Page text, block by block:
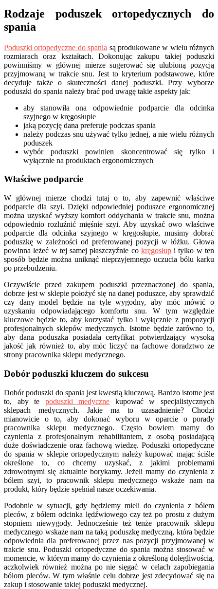
Rodzaje poduszek ortopedycznych do
spania
Poduszki ortopedyczne do spania są produkowane w wielu różnych
rozmiarach oraz kształtach. Dokonując zakupu takiej poduszki
powinniśmy w głównej mierze sugerować się ulubioną pozycją
przyjmowaną w trakcie snu. Jest to kryterium podstawowe, które
decyduje także o skuteczności danej poduszki. Przy wyborze
poduszki do spania należy brać pod uwagę takie aspekty jak:
aby stanowiła ona odpowiednie podparcie dla odcinka
szyjnego w kręgosłupie
jaką pozycję dana preferuje podczas spania
należy podczas snu używać tylko jednej, a nie wielu różnych
poduszek
wybór poduszki powinien skoncentrować się tylko i
wyłącznie na produktach ergonomicznych
Właściwe podparcie
W głównej mierze chodzi tutaj o to, aby zapewnić właściwe
podparcie dla szyi. Dzięki odpowiedniej poduszce ergonomicznej
można uzyskać wyższy komfort oddychania w trakcie snu, można
odpowiednio rozluźnić mięśnie szyi. Aby uzyskać owo właściwe
podparcie dla odcinka szyjnego w kręgosłupie, musimy dobrać
poduszkę w zależności od preferowanej pozycji w łóżku. Głowa
powinna leżeć w tej samej płaszczyźnie co kręgosłupi tylko w ten
sposób będzie można uniknąć nieprzyjemnego uczucia bólu karku
po przebudzeniu.
Oczywiście przed zakupem poduszki przeznaczonej do spania,
dobrze jest w sklepie położyć się na danej poduszce, aby sprawdzić
czy dany model będzie na tyle wygodny, aby móc mówić o
uzyskaniu odpowiadającego komfortu snu. W tym względzie
kluczowe będzie to, aby korzystać tylko i wyłącznie z propozycji
profesjonalnych sklepów medycznych. Istotne będzie zarówno to,
aby dana poduszka posiadała certyfikat potwierdzający wysoką
jakość jak również to, aby móc liczyć na fachowe doradztwo ze
strony pracownika sklepu medycznego.
Dobór poduszki kluczem do sukcesu
Dobór poduszki do spania jest kwestią kluczową. Bardzo istotne jest
to, aby te poduszki medyczne kupować w specjalistycznych
sklepach medycznych. Jakie ma to uzasadnienie? Chodzi
mianowicie o to, aby dokonać wyboru w oparcie o porady
pracownika sklepu medycznego. Często bowiem mamy do
czynienia z profesjonalnym rehabilitantem, z osobą posiadającą
duże doświadczenie oraz fachową wiedzę. Poduszki ortopedyczne
do spania w sklepie ortopedycznym należy kupować mając ściśle
określone to, co chcemy uzyskać, z jakimi problemami
zdrowotnymi się aktualnie borykamy. Jeżeli mamy do czynienia z
bólem szyi, to pracownik sklepu medycznego wskaże nam na
produkt, który będzie spełniał nasze oczekiwania.
Podobnie w sytuacji, gdy będziemy mieli do czynienia z bólem
pleców, z bólem odcinka lędźwiowego czy też po prostu z dużym
stopniem niewygody. Jednocześnie też tenże pracownik sklepu
medycznego wskaże nam na taką poduszkę medyczną, która będzie
odpowiednia dla preferowanej przez nas pozycji przyjmowanej w
trakcie snu. Poduszki ortopedyczne do spania można stosować w
momencie, w którym mamy do czynienia z określoną dolegliwością,
aczkolwiek również można po nie sięgać w celach zapobiegania
bólom pleców. W tym właśnie celu dobrze jest zdecydować się na
zakup i stosowanie takiej poduszki medycznej.